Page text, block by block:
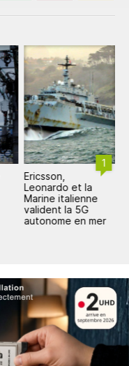
1
Ericsson,
Leonardo et la
Marine italienne
valident la 5G
autonome en mer